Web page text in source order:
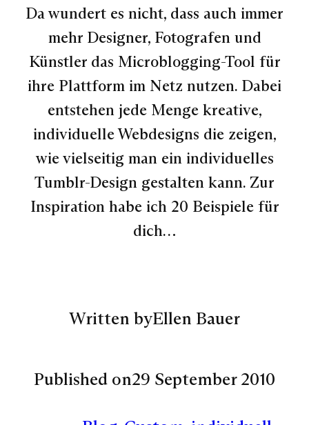
Da wundert es nicht, dass auch immer
mehr Designer, Fotografen und
Künstler das Microblogging-Tool für
ihre Plattform im Netz nutzen. Dabei
entstehen jede Menge kreative,
individuelle Webdesigns die zeigen,
wie vielseitig man ein individuelles
Tumblr-Design gestalten kann. Zur
Inspiration habe ich 20 Beispiele für
dich…
Written byEllen Bauer
Published on29 September 2010